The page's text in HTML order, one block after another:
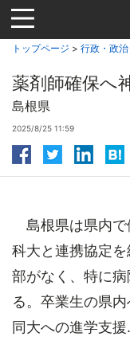
Jump
to
navigation
トップページ > 行政・政治
薬剤師確保へ
島根県
2025/8/25 11:59
島根県は県内で
科大と連携協定
部がなく、特に
る。卒業生の県
同大への進学支援